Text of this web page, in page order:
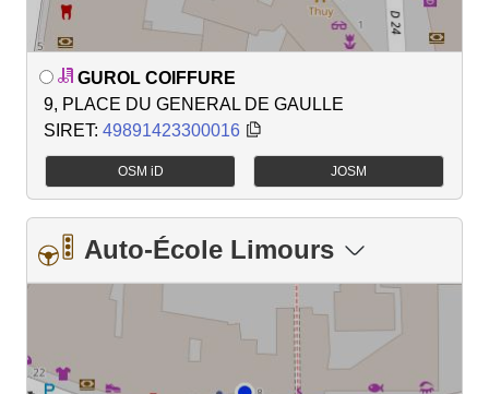
GUROL COIFFURE
9, PLACE DU GENERAL DE GAULLE
SIRET: 49891423300016
OSM iD JOSM
Auto-École Limours